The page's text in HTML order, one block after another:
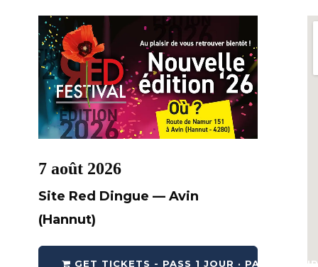
7 août 2026
Site Red Dingue — Avin
(Hannut)
GET TICKETS - PASS 1 JOUR · PASS 2